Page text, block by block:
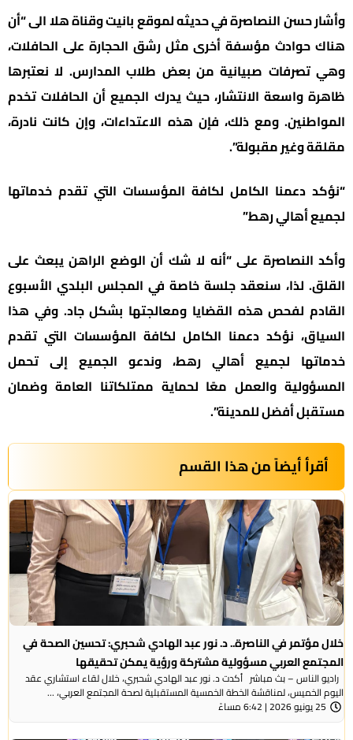
وأشار حسن النصاصرة في حديثه لموقع بانيت وقناة هلا الى “أن
هناك حوادث مؤسفة أخرى مثل رشق الحجارة على الحافلات،
وهي تصرفات صبيانية من بعض طلاب المدارس. لا نعتبرها
ظاهرة واسعة الانتشار، حيث يدرك الجميع أن الحافلات تخدم
المواطنين. ومع ذلك، فإن هذه الاعتداءات، وإن كانت نادرة،
مقلقة وغير مقبولة”.
“نؤكد دعمنا الكامل لكافة المؤسسات التي تقدم خدماتها
لجميع أهالي رهط”
وأكد النصاصرة على “أنه لا شك أن الوضع الراهن يبعث على
القلق. لذا، سنعقد جلسة خاصة في المجلس البلدي الأسبوع
القادم لفحص هذه القضايا ومعالجتها بشكل جاد. وفي هذا
السياق، نؤكد دعمنا الكامل لكافة المؤسسات التي تقدم
خدماتها لجميع أهالي رهط، وندعو الجميع إلى تحمل
المسؤولية والعمل معًا لحماية ممتلكاتنا العامة وضمان
مستقبل أفضل للمدينة”.
أقرأ أيضاً من هذا القسم
خلال مؤتمر في الناصرة.. د. نور عبد الهادي شحبري: تحسين الصحة في
المجتمع العربي مسؤولية مشتركة ورؤية يمكن تحقيقها
راديو الناس – بث مباشر أكدت د. نور عبد الهادي شحبري، خلال لقاء استشاري عقد
اليوم الخميس، لمناقشة الخطة الخمسية المستقبلية لصحة المجتمع العربي، ...
25 يونيو 2026 | 6:42 مساءً